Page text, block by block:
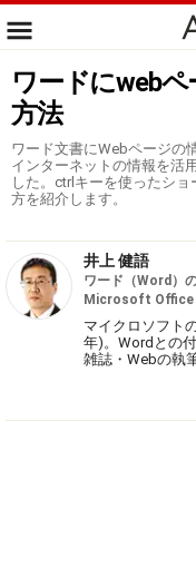
ワードにweb
方法
ワード文書にWebページの
インターネットの情報を活
した。ctrlキーを使ったシ
方を紹介します。
井上 健語
ワード（Word）
Microsoft Office
マイクロソフト
年)。Wordとの
雑誌・Webの執